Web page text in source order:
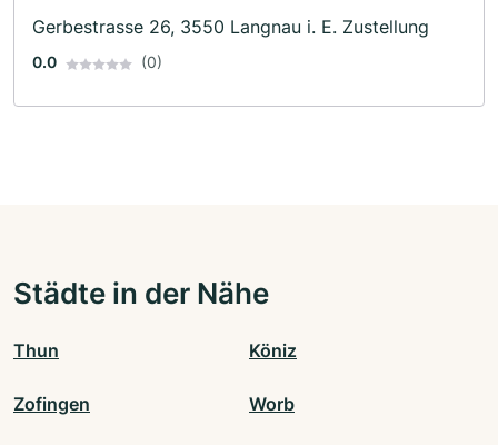
Gerbestrasse 26, 3550 Langnau i. E. Zustellung
0.0 (0)
Städte in der Nähe
Thun Köniz
Zofingen Worb